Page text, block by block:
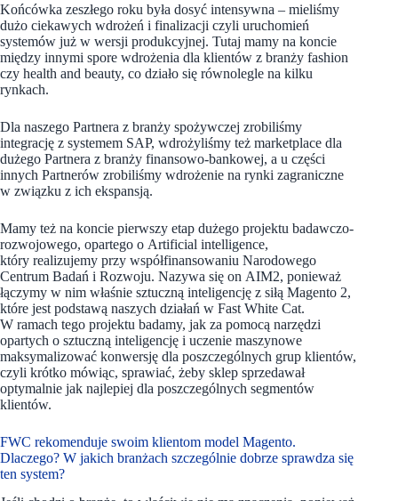
Końcówka zeszłego roku była dosyć intensywna – mieliśmy
dużo ciekawych wdrożeń i finalizacji czyli uruchomień
systemów już w wersji produkcyjnej. Tutaj mamy na koncie
między innymi spore wdrożenia dla klientów z branży fashion
czy health and beauty, co działo się równolegle na kilku
rynkach.
Dla naszego Partnera z branży spożywczej zrobiliśmy
integrację z systemem SAP, wdrożyliśmy też marketplace dla
dużego Partnera z branży finansowo-bankowej, a u części
innych Partnerów zrobiliśmy wdrożenie na rynki zagraniczne
w związku z ich ekspansją.
Mamy też na koncie pierwszy etap dużego projektu badawczo-
rozwojowego, opartego o Artificial intelligence,
który realizujemy przy współfinansowaniu Narodowego
Centrum Badań i Rozwoju. Nazywa się on AIM2, ponieważ
łączymy w nim właśnie sztuczną inteligencję z siłą Magento 2,
które jest podstawą naszych działań w Fast White Cat.
W ramach tego projektu badamy, jak za pomocą narzędzi
opartych o sztuczną inteligencję i uczenie maszynowe
maksymalizować konwersję dla poszczególnych grup klientów,
czyli krótko mówiąc, sprawiać, żeby sklep sprzedawał
optymalnie jak najlepiej dla poszczególnych segmentów
klientów.
FWC rekomenduje swoim klientom model Magento.
Dlaczego? W jakich branżach szczególnie dobrze sprawdza się
ten system?